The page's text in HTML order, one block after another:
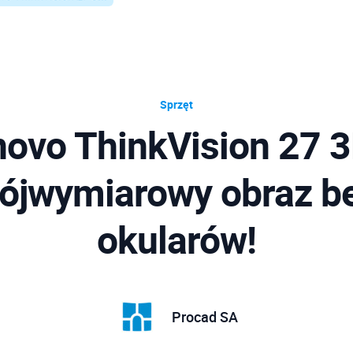
Sprzęt
ThinkVision 27
obraz
okularów!
Procad SA